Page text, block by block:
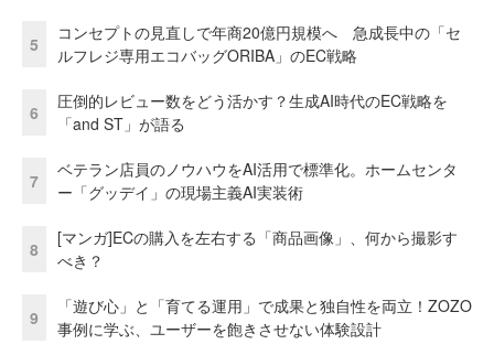
5
コンセプトの見直しで年商20億円規模へ 急成長中の「セ
ルフレジ専用エコバッグORIBA」のEC戦略
6
圧倒的レビュー数をどう活かす？生成AI時代のEC戦略を
「and ST」が語る
7
ベテラン店員のノウハウをAI活用で標準化。ホームセンタ
ー「グッデイ」の現場主義AI実装術
8
[マンガ]ECの購入を左右する「商品画像」、何から撮影す
べき？
9
「遊び心」と「育てる運用」で成果と独自性を両立！ZOZO
事例に学ぶ、ユーザーを飽きさせない体験設計